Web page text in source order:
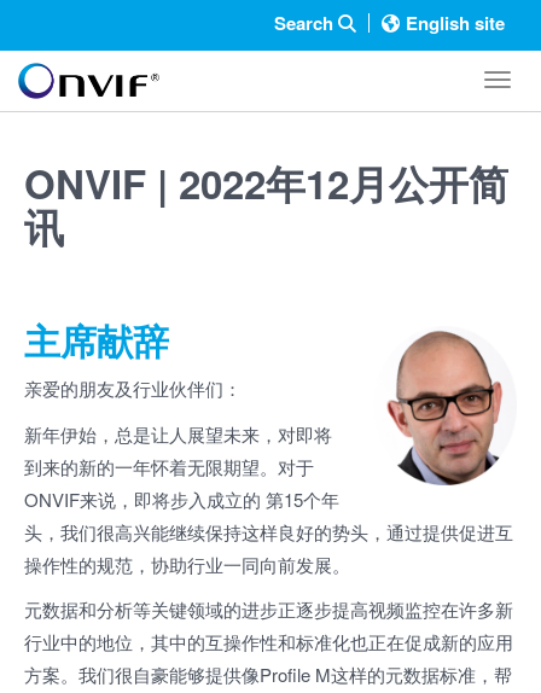
Search English site
ONVIF | 2022年12月公开简
讯
主席献辞
亲爱的朋友及行业伙伴们：
新年伊始，总是让人展望未来，对即将
到来的新的一年怀着无限期望。对于
ONVIF来说，即将步入成立的 第15个年
头，我们很高兴能继续保持这样良好的势头，通过提供促进互
操作性的规范，协助行业一同向前发展。
元数据和分析等关键领域的进步正逐步提高视频监控在许多新
行业中的地位，其中的互操作性和标准化也正在促成新的应用
方案。我们很自豪能够提供像Profile M这样的元数据标准，帮